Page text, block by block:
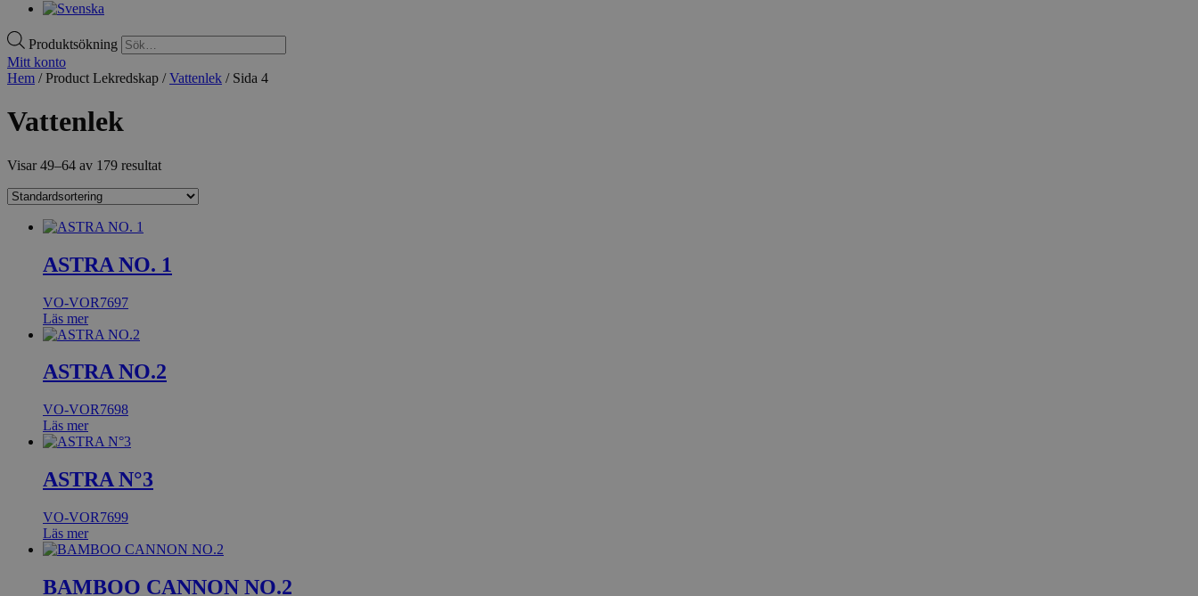
Produktsökning
Mitt konto
Hem / Product Lekredskap /Vattenlek / Sida 4
Vattenlek
Visar 49–64 av 179 resultat
ASTRA NO. 1
VO-VOR7697
Läs mer
ASTRA NO.2
VO-VOR7698
Läs mer
ASTRA N°3
VO-VOR7699
Läs mer
BAMBOO CANNON NO.2